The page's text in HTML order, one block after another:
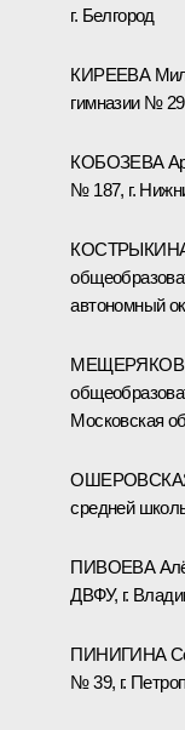
г. Белгород
КИРЕЕВА
гимназии №
КОБОЗЕВА
№ 187, г.
КОСТРЫКИНА
автономный
МЕЩЕРЯКОВ
Московская
ОШЕРОВСКАЯ
средней
ПИВОЕВА
ДВФУ, г.
ПИНИГИНА
№ 39, г.